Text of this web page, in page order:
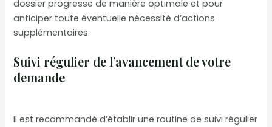
dossier progresse de manière optimale et pour
anticiper toute éventuelle nécessité d’actions
supplémentaires.
Suivi régulier de l’avancement de votre
demande
Il est recommandé d’établir une routine de suivi régulier